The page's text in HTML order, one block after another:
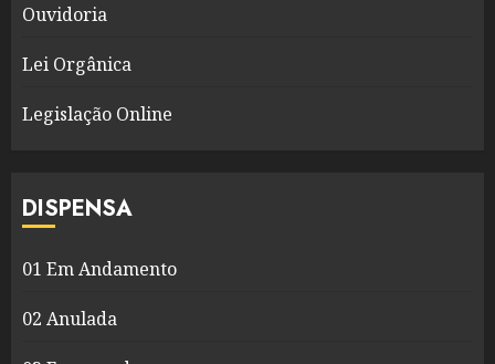
Ouvidoria
Lei Orgânica
Legislação Online
DISPENSA
01 Em Andamento
02 Anulada